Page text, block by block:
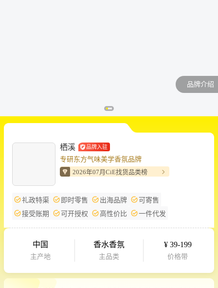
品牌介绍
栖溪 品牌入驻
专研东方气味美学香氛品牌
2026年07月CiE找货品类榜
礼政特渠 即时零售 出海品牌
可寄售
接受账期
可开授权 高性价比 一件代发
中国
主产地
香水香氛
主品类
¥ 39-199
价格带